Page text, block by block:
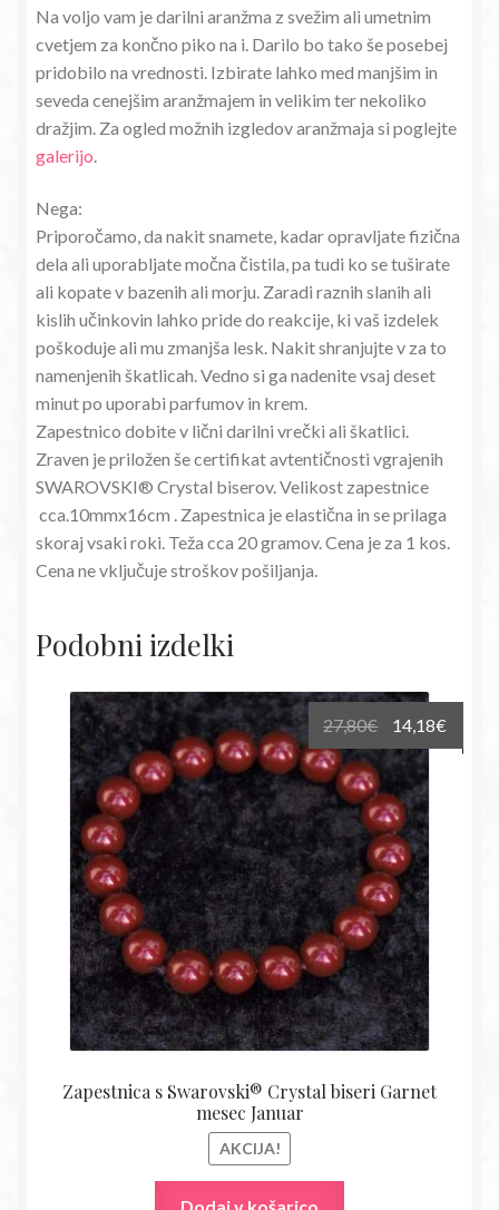
Na voljo vam je darilni aranžma z svežim ali umetnim
cvetjem za končno piko na i. Darilo bo tako še posebej
pridobilo na vrednosti. Izbirate lahko med manjšim in
seveda cenejšim aranžmajem in velikim ter nekoliko
dražjim. Za ogled možnih izgledov aranžmaja si poglejte
galerijo
Nega:
Priporočamo, da nakit snamete, kadar opravljate fizična
dela ali uporabljate močna čistila, pa tudi ko se tuširate
ali kopate v bazenih ali morju. Zaradi raznih slanih ali
kislih učinkovin lahko pride do reakcije, ki vaš izdelek
poškoduje ali mu zmanjša lesk. Nakit shranjujte v za to
namenjenih škatlicah. Vedno si ga nadenite vsaj deset
minut po uporabi parfumov in krem.
Zapestnico dobite v lični darilni vrečki ali škatlici.
Zraven je priložen še certifikat avtentičnosti vgrajenih
SWAROVSKI® Crystal biserov. Velikost zapestnice
cca.10mmx16cm . Zapestnica je elastična in se prilaga
skoraj vsaki roki. Teža cca 20 gramov. Cena je za 1 kos.
Cena ne vključuje stroškov pošiljanja.
Podobni izdelki
Zapestnica s Swarovski® Crystal biseri Garnet
mesec Januar
AKCIJA!
27,80€
Izvirna
cena
je
bila:
27,80€.
14,18€
cena